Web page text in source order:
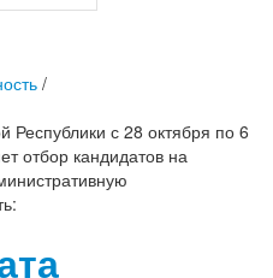
/
Республики с 28 октября по 6
отбор кандидатов на